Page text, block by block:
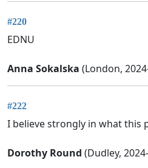
#220
EDNU
Anna Sokalska (London,
#222
I believe strongly in what this
Dorothy Round (Dudley,